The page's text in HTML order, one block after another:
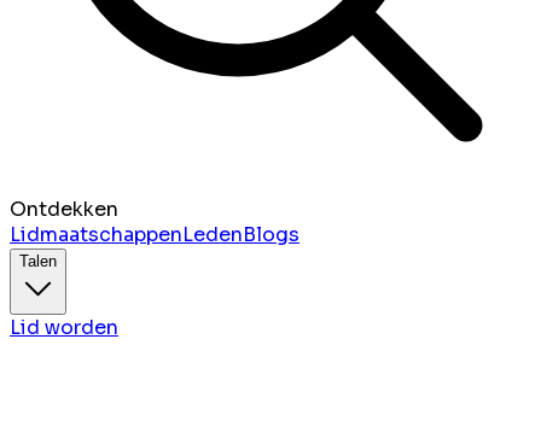
Ontdekken
LidmaatschappenLedenBlogs
Talen
Lid worden